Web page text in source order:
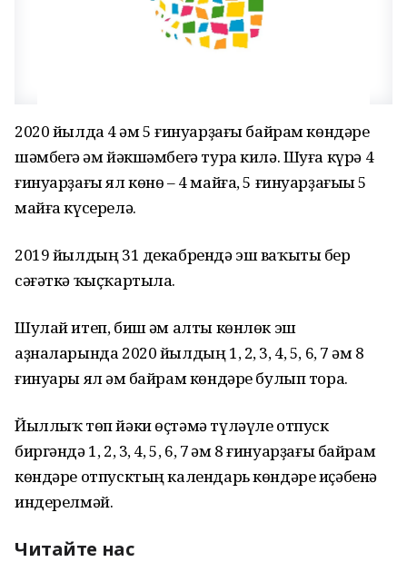
2020 йылда 4 һәм 5 ғинуарҙағы байрам көндәре
шәмбегә һәм йәкшәмбегә тура килә. Шуға күрә 4
ғинуарҙағы ял көнө – 4 майға, 5 ғинуарҙағыһы 5
майға күсерелә.
2019 йылдың 31 декабрендә эш ваҡыты бер
сәғәткә ҡыҫҡартыла.
Шулай итеп, биш һәм алты көнлөк эш
аҙналарында 2020 йылдың 1, 2, 3, 4, 5, 6, 7 һәм 8
ғинуары ял һәм байрам көндәре булып тора.
Йыллыҡ төп йәки өҫтәмә түләүле отпуск
биргәндә 1, 2, 3, 4, 5, 6, 7 һәм 8 ғинуарҙағы байрам
көндәре отпусктың календарь көндәре иҫәбенә
индерелмәй.
Читайте нас